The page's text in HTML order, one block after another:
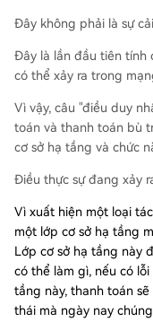
Đây không phải là sự
Đây là lần đầu tiên tính
có thể xảy ra trong
Vì vậy, câu "điều duy
toán và thanh toán bù
cơ sở hạ tầng và chức
Điều thực sự đang xảy
Vì xuất hiện một loại
một lớp cơ sở hạ tầng
Lớp cơ sở hạ tầng này
có thể làm gì, nếu có
tầng này, thanh toán
thái mà ngày nay